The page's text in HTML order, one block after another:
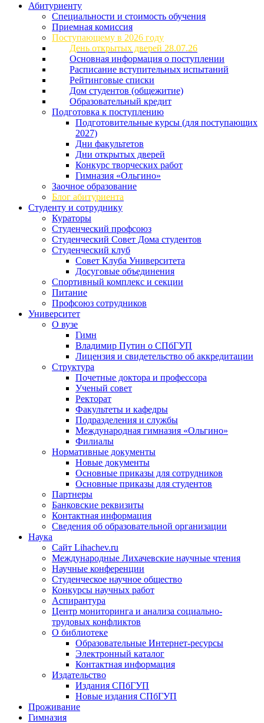
Абитуриенту
Специальности и стоимость обучения
Приемная комиссия
Поступающему в 2026 году
День открытых дверей 28.07.26
Основная информация о поступлении
Расписание вступительных испытаний
Рейтинговые списки
Дом студентов (общежитие)
Образовательный кредит
Подготовка к поступлению
Подготовительные курсы (для поступающих
2027)
Дни факультетов
Дни открытых дверей
Конкурс творческих работ
Гимназия «Ольгино»
Заочное образование
Блог абитуриента
Студенту и сотруднику
Кураторы
Студенческий профсоюз
Студенческий Совет Дома студентов
Студенческий клуб
Совет Клуба Университета
Досуговые объединения
Спортивный комплекс и секции
Питание
Профсоюз сотрудников
Университет
О вузе
Гимн
Владимир Путин о СПбГУП
Лицензия и свидетельство об аккредитации
Структура
Почетные доктора и профессора
Ученый совет
Ректорат
Факультеты и кафедры
Подразделения и службы
Международная гимназия «Ольгино»
Филиалы
Нормативные документы
Новые документы
Основные приказы для сотрудников
Основные приказы для студентов
Партнеры
Банковские реквизиты
Контактная информация
Сведения об образовательной организации
Наука
Сайт Lihachev.ru
Международные Лихачевские научные чтения
Научные конференции
Студенческое научное общество
Конкурсы научных работ
Аспирантура
Центр мониторинга и анализа социально-
трудовых конфликтов
О библиотеке
Образовательные Интернет-ресурсы
Электронный каталог
Контактная информация
Издательство
Издания СПбГУП
Новые издания СПбГУП
Проживание
Гимназия